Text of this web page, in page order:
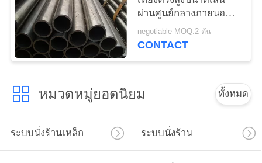
ผ่านศูนย์กลางภายนอก
6-2500 มม
negotiable MOQ:2 ตัน
CONTACT
หมวดหมู่ยอดนิยม ทั้งหมด
ระบบนั่งร้านเหล็ก ระบบนั่งร้าน